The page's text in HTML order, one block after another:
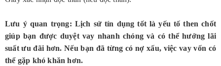
Lưu ý quan trọng: Lịch sử tín dụng tốt là yếu tố then chốt
giúp bạn được duyệt vay nhanh chóng và có thể hưởng lãi
suất ưu đãi hơn. Nếu bạn đã từng có nợ xấu, việc vay vốn có
thể gặp khó khăn hơn.